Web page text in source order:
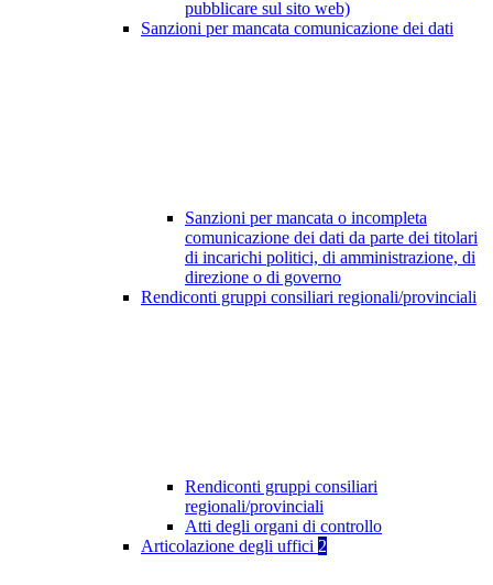
pubblicare sul sito web)
Sanzioni per mancata comunicazione dei dati
Sanzioni per mancata o incompleta
comunicazione dei dati da parte dei titolari
di incarichi politici, di amministrazione, di
direzione o di governo
Rendiconti gruppi consiliari regionali/provinciali
Rendiconti gruppi consiliari
regionali/provinciali
Atti degli organi di controllo
Articolazione degli uffici 2